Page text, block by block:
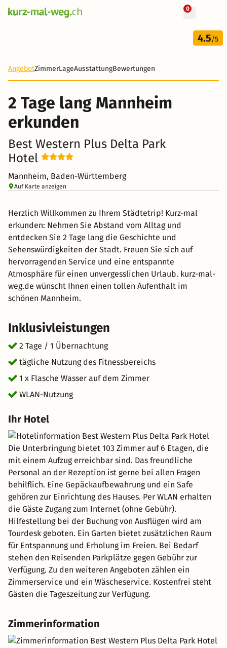
0
2 Tage
39 CHF
+ 119 Fotos
4.5/5
AngebotZimmerLageAusstattungBewertungen
2 Tage lang Mannheim
erkunden
Best Western Plus Delta Park
Hotel
Mannheim, Baden-Württemberg
Auf Karte anzeigen
Herzlich Willkommen zu Ihrem Städtetrip! Kurz-mal
erkunden: Nehmen Sie Abstand vom Alltag und
entdecken Sie 2 Tage lang die Geschichte und
Sehenswürdigkeiten der Stadt. Freuen Sie sich auf
hervorragenden Service und eine entspannte
Atmosphäre für einen unvergesslichen Urlaub. kurz-mal-
weg.de wünscht Ihnen einen tollen Aufenthalt im
schönen Mannheim.
Inklusivleistungen
2 Tage / 1 Übernachtung
tägliche Nutzung des Fitnessbereichs
1 x Flasche Wasser auf dem Zimmer
WLAN-Nutzung
Ihr Hotel
Die Unterbringung bietet 103 Zimmer auf 6 Etagen, die
mit einem Aufzug erreichbar sind. Das freundliche
Personal an der Rezeption ist gerne bei allen Fragen
behilflich. Eine Gepäckaufbewahrung und ein Safe
gehören zur Einrichtung des Hauses. Per WLAN erhalten
die Gäste Zugang zum Internet (ohne Gebühr).
Hilfestellung bei der Buchung von Ausflügen wird am
Tourdesk geboten. Ein Garten bietet zusätzlichen Raum
für Entspannung und Erholung im Freien. Bei Bedarf
stehen den Reisenden Parkplätze gegen Gebühr zur
Verfügung. Zu den weiteren Angeboten zählen ein
Zimmerservice und ein Wäscheservice. Kostenfrei steht
Gästen die Tageszeitung zur Verfügung.
Zimmerinformation